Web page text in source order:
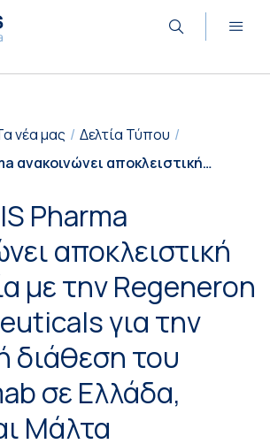
νέα μας
Δελτία Τύπου
ανακοινώνει αποκλειστική
του cemiplimab σε Ελλάδα,
Pharma
αποκλειστική
με την Regeneron
για την
διάθεση του
σε Ελλάδα,
Μάλτα